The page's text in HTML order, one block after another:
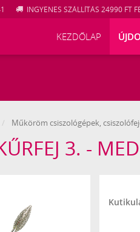
INGYENES SZÁLLÍTÁS 24990 FT
KEZDŐLAP
Műköröm csiszológépek,
3. -